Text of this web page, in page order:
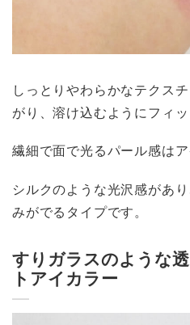
しっとりやわらかなテクス
がり、溶け込むようにフィッ
繊細で面で光るパール感はア
シルクのような光沢感があ
みがでるタイプです。
すりガラスのような
トアイカラー